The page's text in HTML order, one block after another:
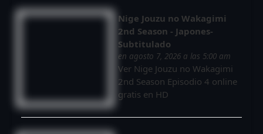
Nige Jouzu no Wakagimi
2nd Season - Japones-
Subtitulado
en agosto 7, 2026 a las 5:00 am
Ver Nige Jouzu no Wakagimi
2nd Season Episodio 4 online
gratis en HD